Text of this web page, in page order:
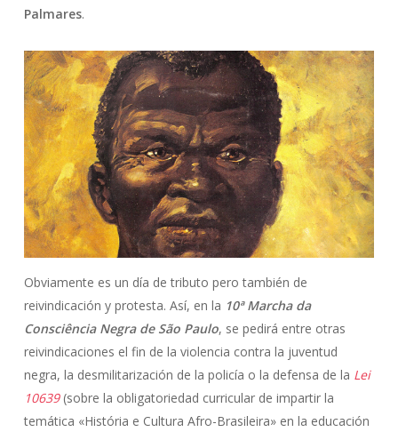
Palmares.
Obviamente es un día de tributo pero también de
reivindicación y protesta. Así, en la 10ª Marcha da
Consciência Negra de São Paulo, se pedirá entre otras
reivindicaciones el fin de la violencia contra la juventud
negra, la desmilitarización de la policía o la defensa de la Lei
10639 (sobre la obligatoriedad curricular de impartir la
temática «História e Cultura Afro-Brasileira» en la educación